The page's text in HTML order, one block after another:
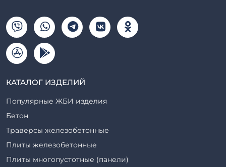
КАТАЛОГ ИЗДЕЛИЙ
Популярные ЖБИ изделия
Бетон
Траверсы железобетонные
Плиты железобетонные
Плиты многопустотные (панели)